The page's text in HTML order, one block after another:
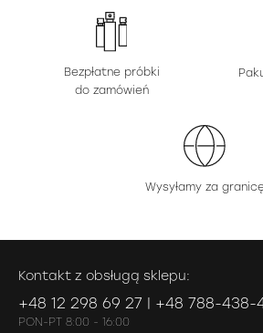
Bezpłatne próbki
do zamówień
Wysyłamy za
Kontakt z obsługą sklepu:
+48 12 298 69 27 | +48 788-438-
PON-PT 8:00 - 16:00